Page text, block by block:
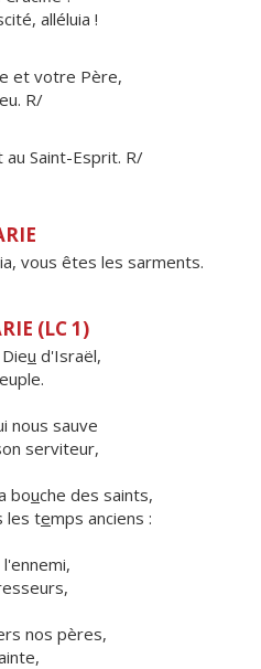
alléluia !
et votre Père,
R/
Saint-Esprit. R/
vous êtes les sarments.
(LC 1)
u d'Israël,
nous sauve
serviteur,
bouche des saints,
les temps anciens :
l'ennemi,
nos pères,